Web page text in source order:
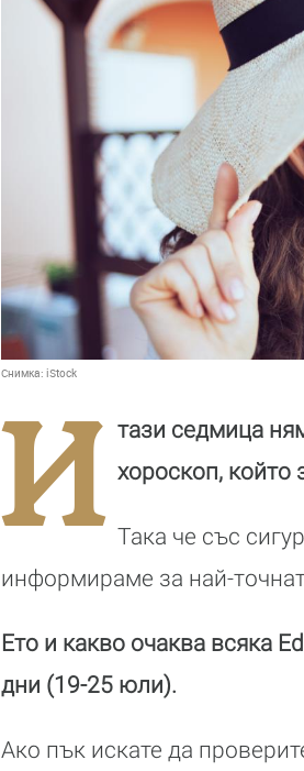
Снимка: iStock
И
тази седмица
хороскоп, който
Така че със
информираме за най-
Ето и какво очаква всяка
дни (19-25 юли).
Ако пък искате да